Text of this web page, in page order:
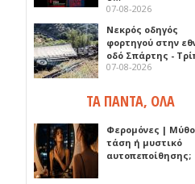
07-08-2026
Νεκρός οδηγός
φορτηγού στην
οδό Σπάρτης -
07-08-2026
ΤΑ ΠΑΝΤΑ, ΟΛΑ
Φερομόνες |
τάση ή μυστικό
αυτοπεποίθησης;